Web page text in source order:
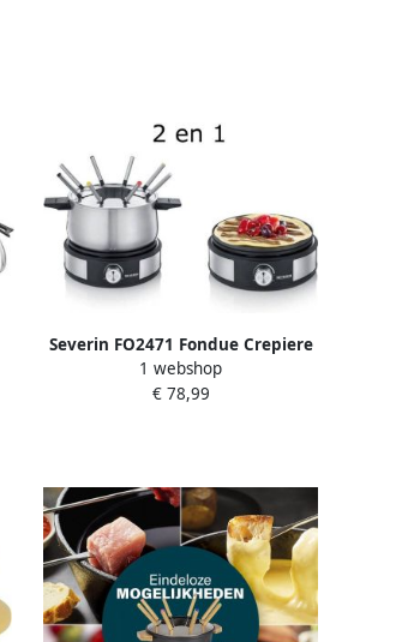
Severin FO2471 Fondue Crepiere
2in1 elektrisch 8 pers. 1500W
Afneembare roestvrijstalen pot
1 webshop
€ 78,99